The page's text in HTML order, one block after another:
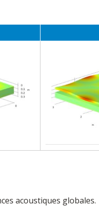
acoustiques globales.